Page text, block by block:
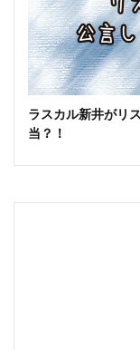
ラスカル新井がリ
当？！